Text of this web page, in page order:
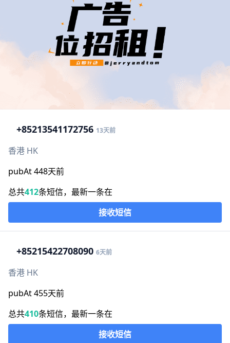
+85213541172756 13天前
香港 HK
pubAt 448天前
总共412条短信，最新一条在
接收短信
+85215422708090 6天前
香港 HK
pubAt 455天前
总共410条短信，最新一条在
接收短信